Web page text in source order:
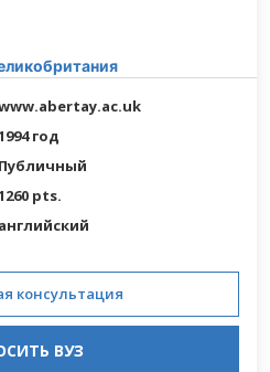
год
Публичный
pts.
английский
консультация
ВУЗ